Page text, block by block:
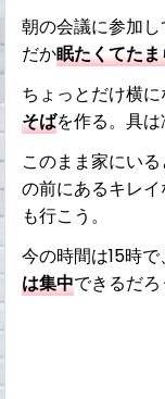
朝の会議に参加
だか眠たくてた
ちょっとだけ横
そばを作る。具は
このまま家にい
の前にあるキレ
も行こう。
今の時間は15時
は集中できるだろ